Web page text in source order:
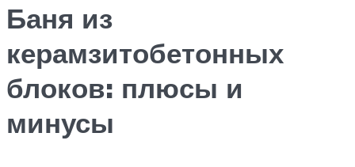
Баня из
керамзитобетонных
блоков: плюсы и
минусы